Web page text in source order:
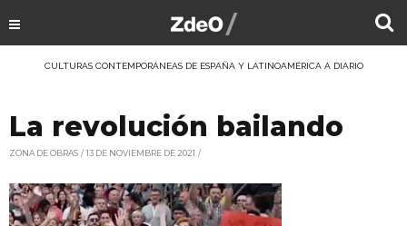
CULTURAS CONTEMPORÁNEAS DE ESPAÑA Y LATINOAMÉRICA A DIARIO
La revolución bailando
ZONA DE OBRAS 13 DE NOVIEMBRE DE 2021